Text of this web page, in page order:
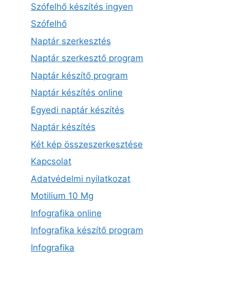
Szófelhő készítés ingyen
Szófelhő
Naptár szerkesztés
Naptár szerkesztő program
Naptár készítő program
Naptár készítés online
Egyedi naptár készítés
Naptár készítés
Két kép összeszerkesztése
Kapcsolat
Adatvédelmi nyilatkozat
Motilium 10 Mg
Infografika online
Infografika készítő program
Infografika